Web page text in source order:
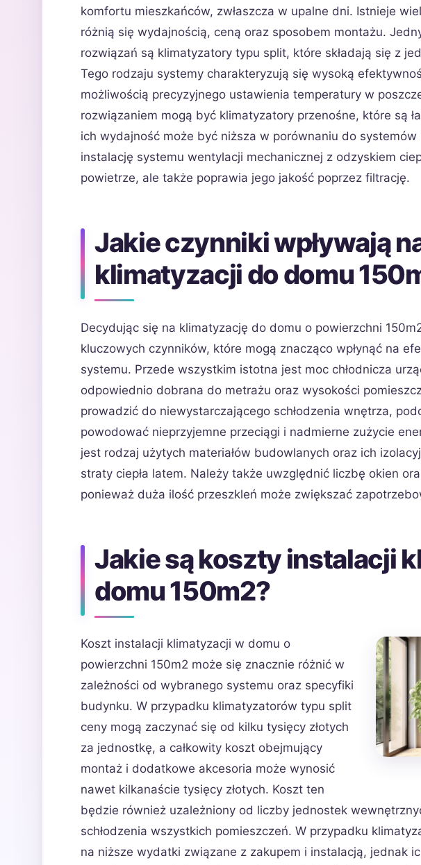
komfortu mieszkańców, zwłaszcza w upalne dni. Istnieje
różnią się wydajnością, ceną oraz sposobem montażu.
rozwiązań są klimatyzatory typu split, które składają się z
Tego rodzaju systemy charakteryzują się wysoką
możliwością precyzyjnego ustawienia temperatury w
rozwiązaniem mogą być klimatyzatory przenośne, które są
ich wydajność może być niższa w porównaniu do
instalację systemu wentylacji mechanicznej z odzyskiem
powietrze, ale także poprawia jego jakość poprzez filtrację.
Jakie czynniki wpływają
klimatyzacji do domu
Decydując się na klimatyzację do domu o powierzchni
kluczowych czynników, które mogą znacząco wpłynąć na
systemu. Przede wszystkim istotna jest moc chłodnicza
odpowiednio dobrana do metrażu oraz wysokości
prowadzić do niewystarczającego schłodzenia wnętrza,
powodować nieprzyjemne przeciągi i nadmierne zużycie
jest rodzaj użytych materiałów budowlanych oraz ich
straty ciepła latem. Należy także uwzględnić liczbę okien
ponieważ duża ilość przeszkleń może zwiększać
Jakie są koszty instalacji
domu 150m2?
Koszt instalacji klimatyzacji w domu o
powierzchni 150m2 może się znacznie różnić w
zależności od wybranego systemu oraz specyfiki
budynku. W przypadku klimatyzatorów typu split
ceny mogą zaczynać się od kilku tysięcy złotych
za jednostkę, a całkowity koszt obejmujący
montaż i dodatkowe akcesoria może wynosić
nawet kilkanaście tysięcy złotych. Koszt ten
będzie również uzależniony od liczby jednostek
schłodzenia wszystkich pomieszczeń. W przypadku
na niższe wydatki związane z zakupem i instalacją, jednak